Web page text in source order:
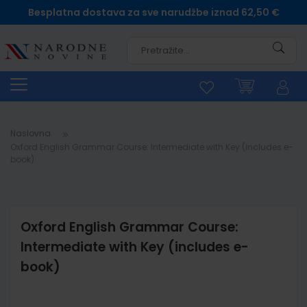
Besplatna dostava za sve narudžbe iznad 62,50 €
Naslovna
Oxford English Grammar Course:
Intermediate with Key (includes e-
book)